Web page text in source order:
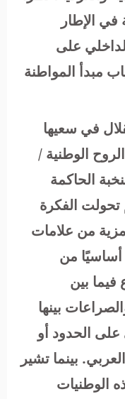
الإطار
على
مبدأ المواطنة
في سعيها
الوطنية /
الحاكمة
الفكرة
من علامات
أساسيًا من
بين
بينها
على الحدود أو
بينما تشير
الوطنيات